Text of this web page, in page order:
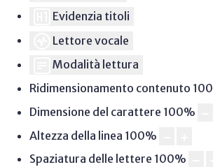
Evidenzia titoli
Lettore vocale
Modalità lettura
Ridimensionamento contenuto 100
Dimensione del carattere 100%
Altezza della linea 100%
Spaziatura delle lettere 100%